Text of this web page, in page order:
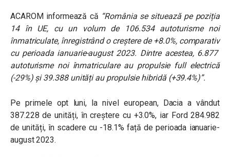
ACAROM informează că “România se situează pe poziția
14 în UE, cu un volum de 106.534 autoturisme noi
înmatriculate, înregistrând o creștere de +8.0%, comparativ
cu perioada ianuarie-august 2023. Dintre acestea, 6.877
autoturisme noi înmatriculare au propulsie full electrică
(-29%) și 39.388 unități au propulsie hibridă (+39.4%)”.
Pe primele opt luni, la nivel european, Dacia a vândut
387.228 de unități, în creștere cu +3.0%, iar Ford 284.982
de unități, în scadere cu -18.1% față de perioada ianuarie-
august 2023.